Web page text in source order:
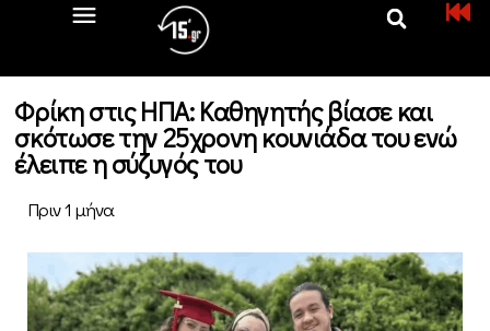
Φρίκη στις ΗΠΑ: Καθηγητής βίασε και
σκότωσε την 25χρονη κουνιάδα του ενώ
έλειπε η σύζυγός του
Πριν 1 μήνα